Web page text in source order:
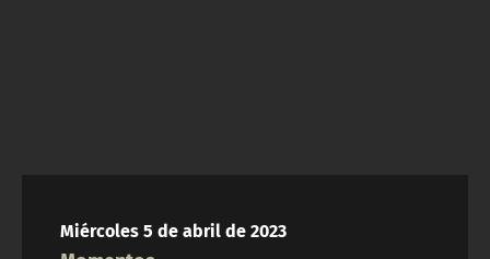
Miércoles 5 de abril de 2023